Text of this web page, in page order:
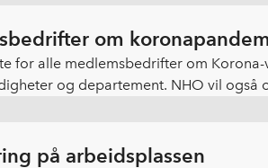
om
for alle medlemsbedrifter om Korona-
og departement. NHO vil også
permittering.
på arbeidsplassen